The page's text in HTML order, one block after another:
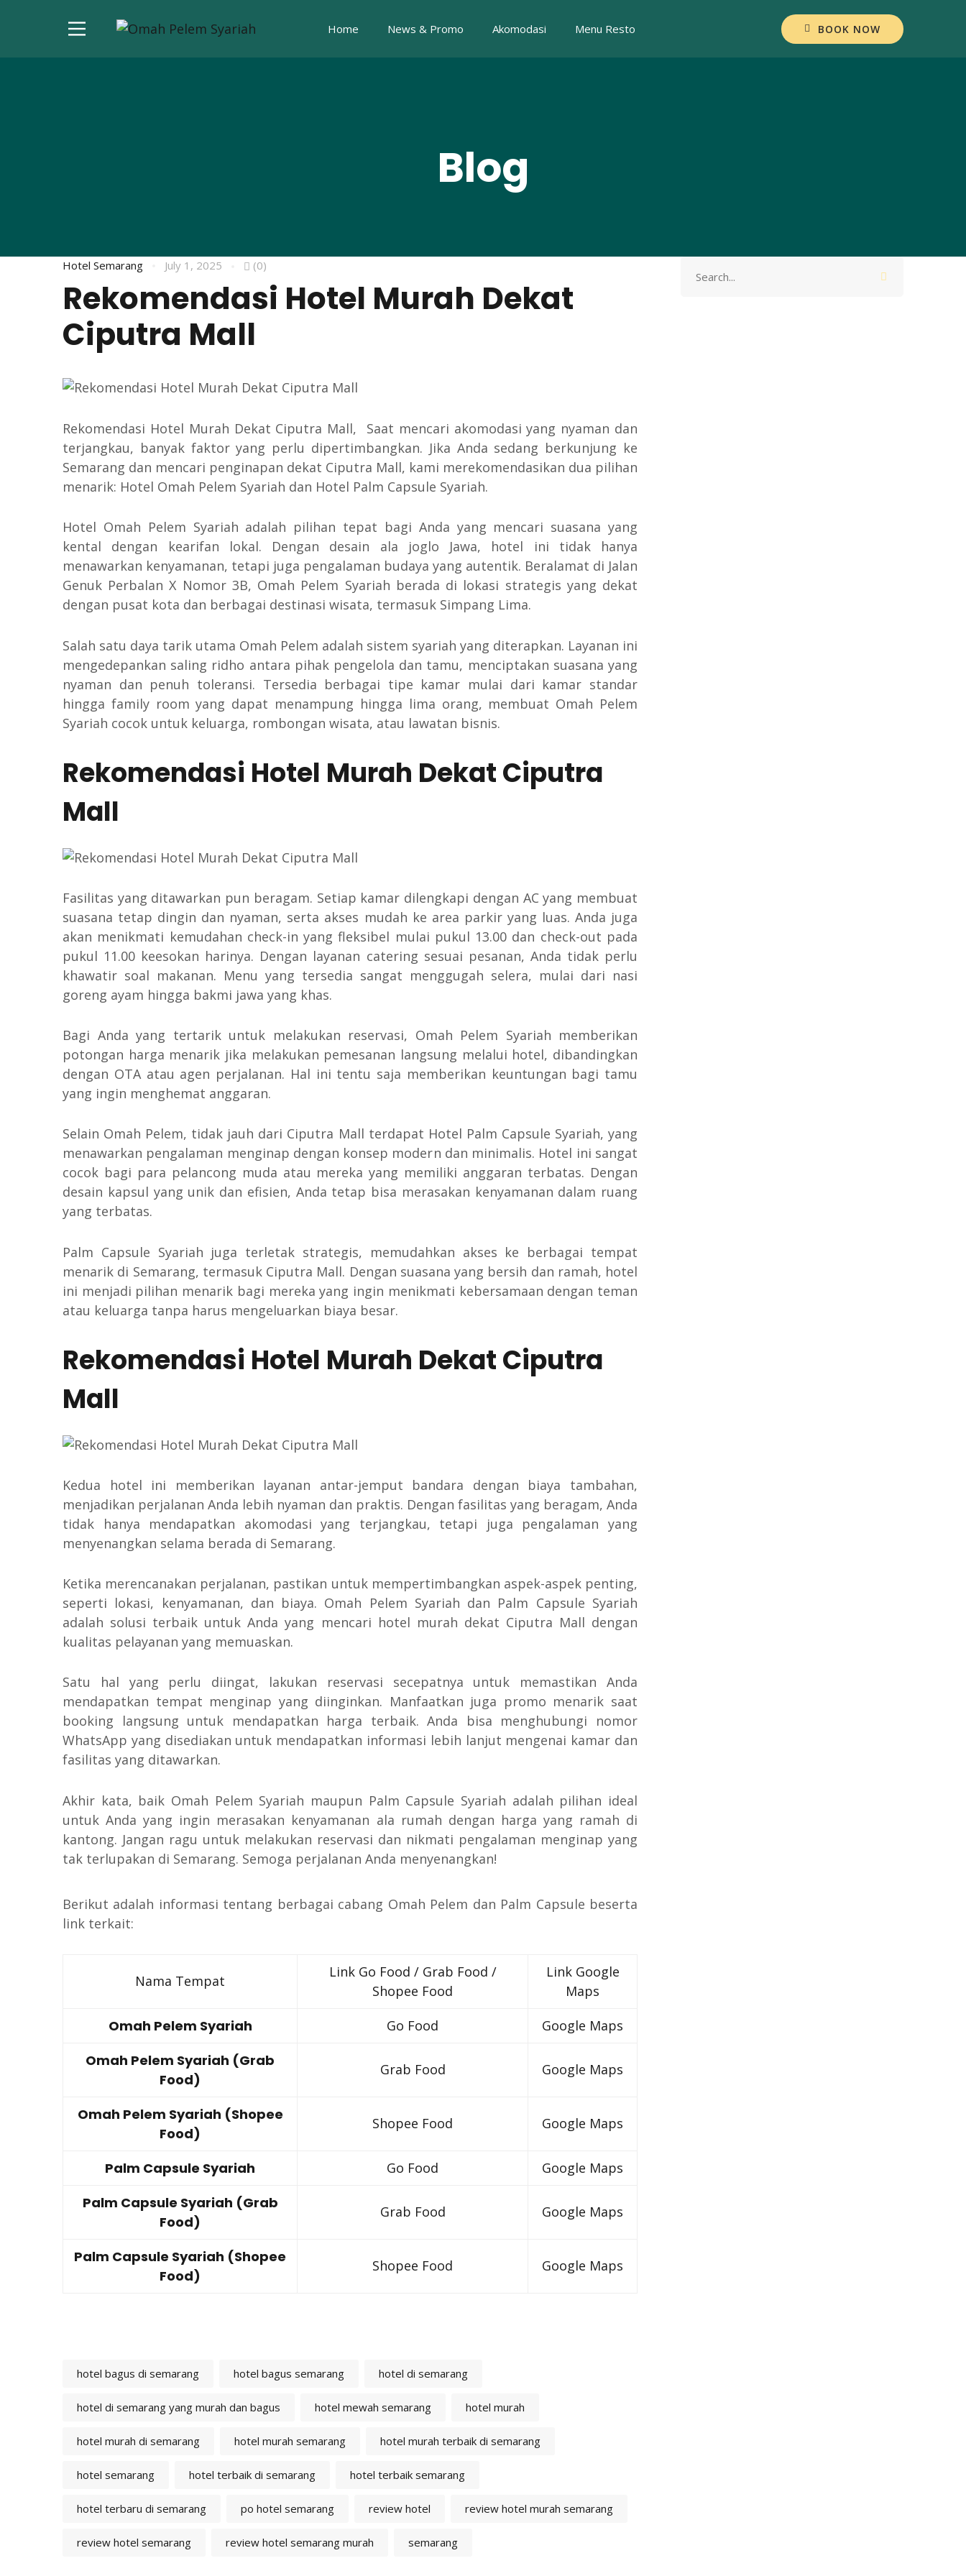
Home News & Promo Akomodasi Menu Resto BOOK NOW
Blog
Hotel Semarang July 1, 2025 (0)
Rekomendasi Hotel Murah Dekat
Ciputra Mall
Rekomendasi Hotel Murah Dekat Ciputra Mall, Saat mencari akomodasi yang nyaman dan
terjangkau, banyak faktor yang perlu dipertimbangkan. Jika Anda sedang berkunjung ke
Semarang dan mencari penginapan dekat Ciputra Mall, kami merekomendasikan dua pilihan
menarik: Hotel Omah Pelem Syariah dan Hotel Palm Capsule Syariah.
Hotel Omah Pelem Syariah adalah pilihan tepat bagi Anda yang mencari suasana yang
kental dengan kearifan lokal. Dengan desain ala joglo Jawa, hotel ini tidak hanya
menawarkan kenyamanan, tetapi juga pengalaman budaya yang autentik. Beralamat di Jalan
Genuk Perbalan X Nomor 3B, Omah Pelem Syariah berada di lokasi strategis yang dekat
dengan pusat kota dan berbagai destinasi wisata, termasuk Simpang Lima.
Salah satu daya tarik utama Omah Pelem adalah sistem syariah yang diterapkan. Layanan ini
mengedepankan saling ridho antara pihak pengelola dan tamu, menciptakan suasana yang
nyaman dan penuh toleransi. Tersedia berbagai tipe kamar mulai dari kamar standar
hingga family room yang dapat menampung hingga lima orang, membuat Omah Pelem
Syariah cocok untuk keluarga, rombongan wisata, atau lawatan bisnis.
Rekomendasi Hotel Murah Dekat Ciputra
Mall
Fasilitas yang ditawarkan pun beragam. Setiap kamar dilengkapi dengan AC yang membuat
suasana tetap dingin dan nyaman, serta akses mudah ke area parkir yang luas. Anda juga
akan menikmati kemudahan check-in yang fleksibel mulai pukul 13.00 dan check-out pada
pukul 11.00 keesokan harinya. Dengan layanan catering sesuai pesanan, Anda tidak perlu
khawatir soal makanan. Menu yang tersedia sangat menggugah selera, mulai dari nasi
goreng ayam hingga bakmi jawa yang khas.
Bagi Anda yang tertarik untuk melakukan reservasi, Omah Pelem Syariah memberikan
potongan harga menarik jika melakukan pemesanan langsung melalui hotel, dibandingkan
dengan OTA atau agen perjalanan. Hal ini tentu saja memberikan keuntungan bagi tamu
yang ingin menghemat anggaran.
Selain Omah Pelem, tidak jauh dari Ciputra Mall terdapat Hotel Palm Capsule Syariah, yang
menawarkan pengalaman menginap dengan konsep modern dan minimalis. Hotel ini sangat
cocok bagi para pelancong muda atau mereka yang memiliki anggaran terbatas. Dengan
desain kapsul yang unik dan efisien, Anda tetap bisa merasakan kenyamanan dalam ruang
yang terbatas.
Palm Capsule Syariah juga terletak strategis, memudahkan akses ke berbagai tempat
menarik di Semarang, termasuk Ciputra Mall. Dengan suasana yang bersih dan ramah, hotel
ini menjadi pilihan menarik bagi mereka yang ingin menikmati kebersamaan dengan teman
atau keluarga tanpa harus mengeluarkan biaya besar.
Rekomendasi Hotel Murah Dekat Ciputra
Mall
Kedua hotel ini memberikan layanan antar-jemput bandara dengan biaya tambahan,
menjadikan perjalanan Anda lebih nyaman dan praktis. Dengan fasilitas yang beragam, Anda
tidak hanya mendapatkan akomodasi yang terjangkau, tetapi juga pengalaman yang
menyenangkan selama berada di Semarang.
Ketika merencanakan perjalanan, pastikan untuk mempertimbangkan aspek-aspek penting,
seperti lokasi, kenyamanan, dan biaya. Omah Pelem Syariah dan Palm Capsule Syariah
adalah solusi terbaik untuk Anda yang mencari hotel murah dekat Ciputra Mall dengan
kualitas pelayanan yang memuaskan.
Satu hal yang perlu diingat, lakukan reservasi secepatnya untuk memastikan Anda
mendapatkan tempat menginap yang diinginkan. Manfaatkan juga promo menarik saat
booking langsung untuk mendapatkan harga terbaik. Anda bisa menghubungi nomor
WhatsApp yang disediakan untuk mendapatkan informasi lebih lanjut mengenai kamar dan
fasilitas yang ditawarkan.
Akhir kata, baik Omah Pelem Syariah maupun Palm Capsule Syariah adalah pilihan ideal
untuk Anda yang ingin merasakan kenyamanan ala rumah dengan harga yang ramah di
kantong. Jangan ragu untuk melakukan reservasi dan nikmati pengalaman menginap yang
tak terlupakan di Semarang. Semoga perjalanan Anda menyenangkan!
Berikut adalah informasi tentang berbagai cabang Omah Pelem dan Palm Capsule beserta
link terkait:
Nama Tempat
Link Go Food / Grab Food /
Shopee Food
Link Google
Maps
Omah Pelem Syariah Go Food Google Maps
Omah Pelem Syariah (Grab
Food)
Grab Food Google Maps
Omah Pelem Syariah (Shopee
Food)
Shopee Food Google Maps
Palm Capsule Syariah Go Food Google Maps
Palm Capsule Syariah (Grab
Food)
Grab Food Google Maps
Palm Capsule Syariah (Shopee
Food)
Shopee Food Google Maps
hotel bagus di semarang hotel bagus semarang hotel di semarang
hotel di semarang yang murah dan bagus hotel mewah semarang hotel murah
hotel murah di semarang hotel murah semarang hotel murah terbaik di semarang
hotel semarang hotel terbaik di semarang hotel terbaik semarang
hotel terbaru di semarang po hotel semarang review hotel review hotel murah semarang
review hotel semarang review hotel semarang murah semarang
for: